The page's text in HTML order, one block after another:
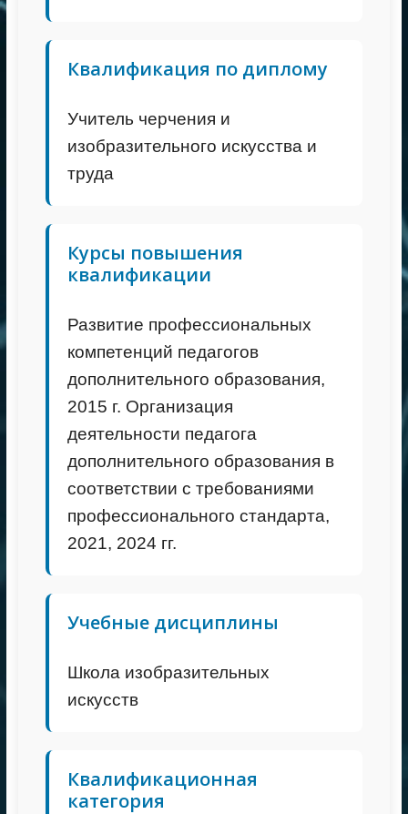
Квалификация по диплому
Учитель черчения и
изобразительного искусства и
труда
Курсы повышения
квалификации
Развитие профессиональных
компетенций педагогов
дополнительного образования,
2015 г. Организация
деятельности педагога
дополнительного образования в
соответствии с требованиями
профессионального стандарта,
2021, 2024 гг.
Учебные дисциплины
Школа изобразительных
искусств
Квалификационная
категория